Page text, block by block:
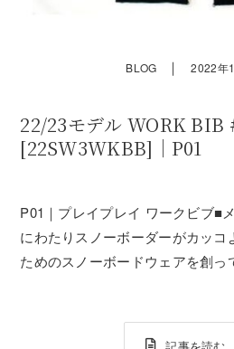
BLOG ｜ 2022年
22/23モデル WORK
[22SW3WKBB]｜P01
P01｜プレイプレイ ワークビブ■
にわたりスノーボーダーがカッコ
ためのスノーボードウェアを創っ
ップし続けてきたモデル。L...